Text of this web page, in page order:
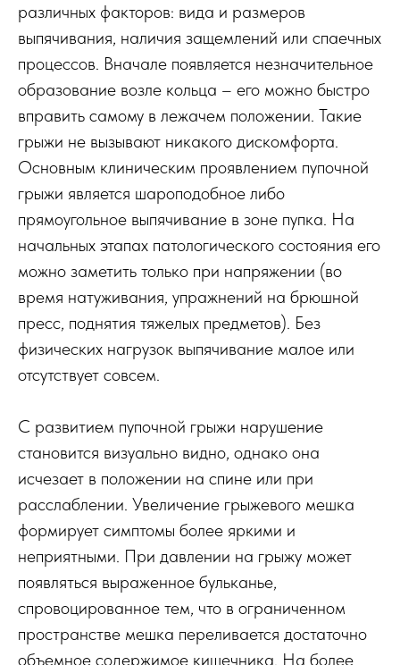
различных факторов: вида и размеров
выпячивания, наличия защемлений или спаечных
процессов. Вначале появляется незначительное
образование возле кольца – его можно быстро
вправить самому в лежачем положении. Такие
грыжи не вызывают никакого дискомфорта.
Основным клиническим проявлением пупочной
грыжи является шароподобное либо
прямоугольное выпячивание в зоне пупка. На
начальных этапах патологического состояния его
можно заметить только при напряжении (во
время натуживания, упражнений на брюшной
пресс, поднятия тяжелых предметов). Без
физических нагрузок выпячивание малое или
отсутствует совсем.
С развитием пупочной грыжи нарушение
становится визуально видно, однако она
исчезает в положении на спине или при
расслаблении. Увеличение грыжевого мешка
формирует симптомы более яркими и
неприятными. При давлении на грыжу может
появляться выраженное бульканье,
спровоцированное тем, что в ограниченном
пространстве мешка переливается достаточно
объемное содержимое кишечника. На более